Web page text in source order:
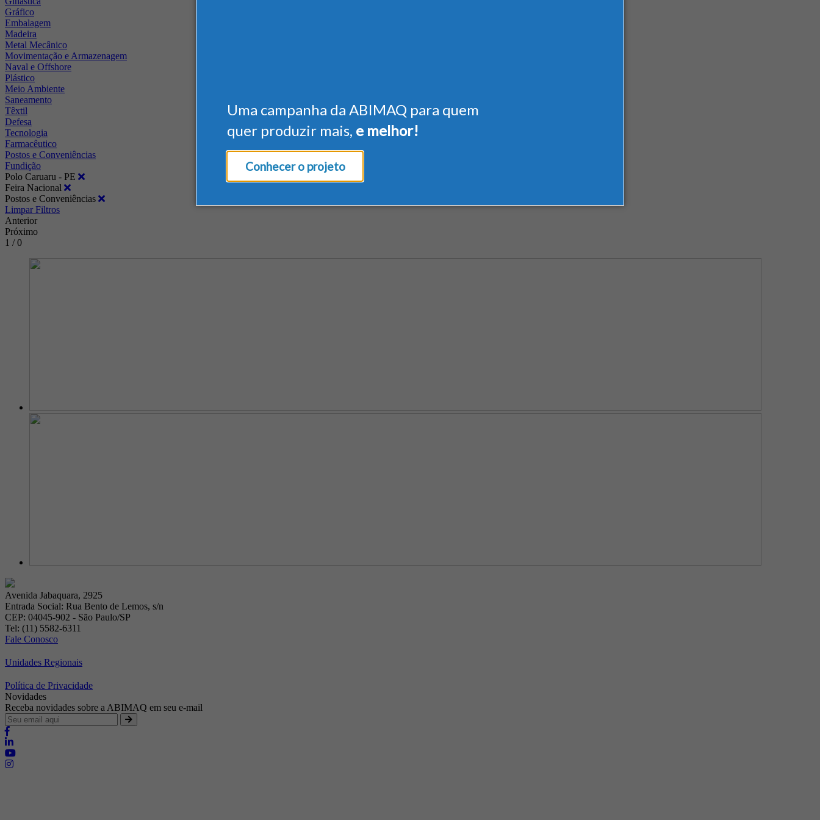
Uma campanha da ABIMAQ para quem
quer produzir mais, e melhor!
Conhecer o projeto
Gráfico
Embalagem
Madeira
Metal Mecânico
Movimentação e Armazenagem
Naval e Offshore
Plástico
Meio Ambiente
Saneamento
Têxtil
Defesa
Tecnologia
Farmacêutico
Postos e Conveniências
Fundição
Polo Caruaru - PE
Feira Nacional
Postos e Conveniências
Limpar Filtros
Anterior
Próximo
1 / 0
Avenida Jabaquara, 2925
Entrada Social: Rua Bento de Lemos, s/n
CEP: 04045-902 - São Paulo/SP
Tel: (11) 5582-6311
Fale Conosco
Unidades Regionais
Política de Privacidade
Novidades
Receba novidades sobre a ABIMAQ em seu e-mail